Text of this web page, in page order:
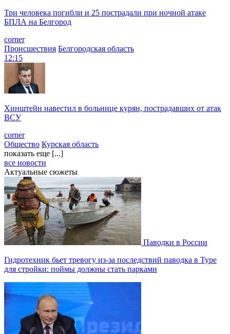
Три человека погибли и 25 пострадали при ночной атаке
БПЛА на Белгород
corner
Происшествия Белгородская область
12:15
Хинштейн навестил в больнице курян, пострадавших от атак
ВСУ
corner
Общество Курская область
показать еще [...]
все новости
Актуальные сюжеты
Паводки в России
Гидротехник бьет тревогу из-за последствий паводка в Туре
для стройки: поймы должны стать парками